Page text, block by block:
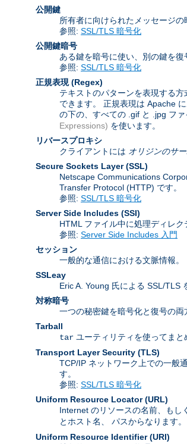
公開鍵
所有者に向けられたメッセージ
参照: SSL/TLS 暗号化
公開鍵暗号
ある鍵を暗号に使い、別の鍵を
参照: SSL/TLS 暗号化
正規表現 (Regex)
テキストのパターンを表現する
できます。 正規表現は Apache
の下の、すべての .gif と .jpg ファ
Expressions) を使います。
リバースプロキシ
クライアントには オリジンのサ
Secure Sockets Layer (SSL)
Netscape Communications
Transfer Protocol (HTTP) です。
参照: SSL/TLS 暗号化
Server Side Includes (SSI)
HTML ファイル中に処理ディレク
参照: Server Side Includes 入門
セッション
一般的な通信における文脈情報。
SSLeay
Eric A. Young 氏による SSL/TLS
対称暗号
一つの秘密鍵を暗号化と復号の両
Tarball
tar ユーティリティを使ってま
Transport Layer Security (TLS)
TCP/IP ネットワーク上での一般
す。
参照: SSL/TLS 暗号化
Uniform Resource Locator (URL)
Internet のリソースの名前、もし
とホスト名、 パスからなります
Uniform Resource Identifier (URI)